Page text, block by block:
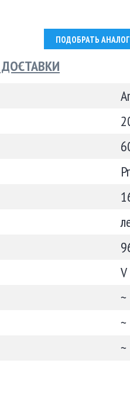
ПОДОБРАТЬ АНАЛОГ
V
~
~
~